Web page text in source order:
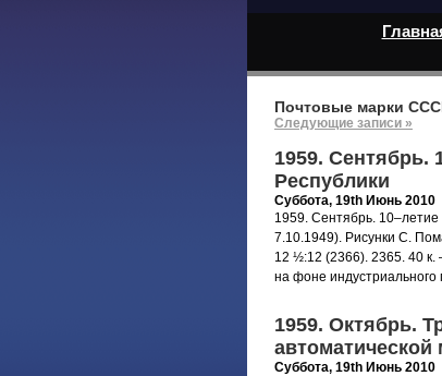
Почтовые марки
Следующие записи »
1959. Сентябрь.
Республики
Суббота, 19th Июнь 2010
1959. Сентябрь. 10–летие
7.10.1949). Рисунки С.
12 ½:12 (2366). 2365. 40 к.
на фоне
1959. Октябрь.
Суббота, 19th Июнь 2010